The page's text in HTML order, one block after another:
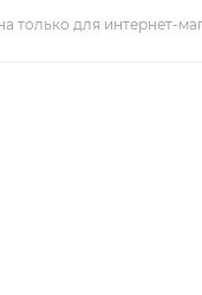
только для интернет-